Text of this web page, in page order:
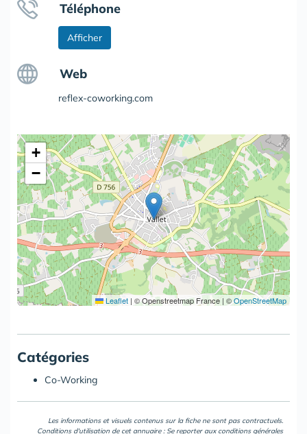
Téléphone
Afficher
Web
reflex-coworking.com
+
−
Leaflet | © Openstreetmap France | ©OpenStreetMap
Catégories
Co-Working
Les informations et visuels contenus sur la fiche ne sont pas contractuels.
Conditions d'utilisation de cet annuaire : Se reporter aux conditions générales